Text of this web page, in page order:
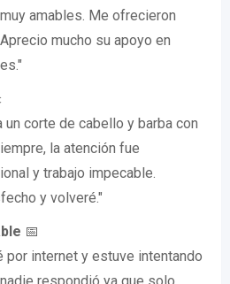
amables. Me ofrecieron
mucho su apoyo en
un corte de cabello y barba con
la atención fue
y trabajo impecable.
y volveré."
📅
por internet y estuve intentando